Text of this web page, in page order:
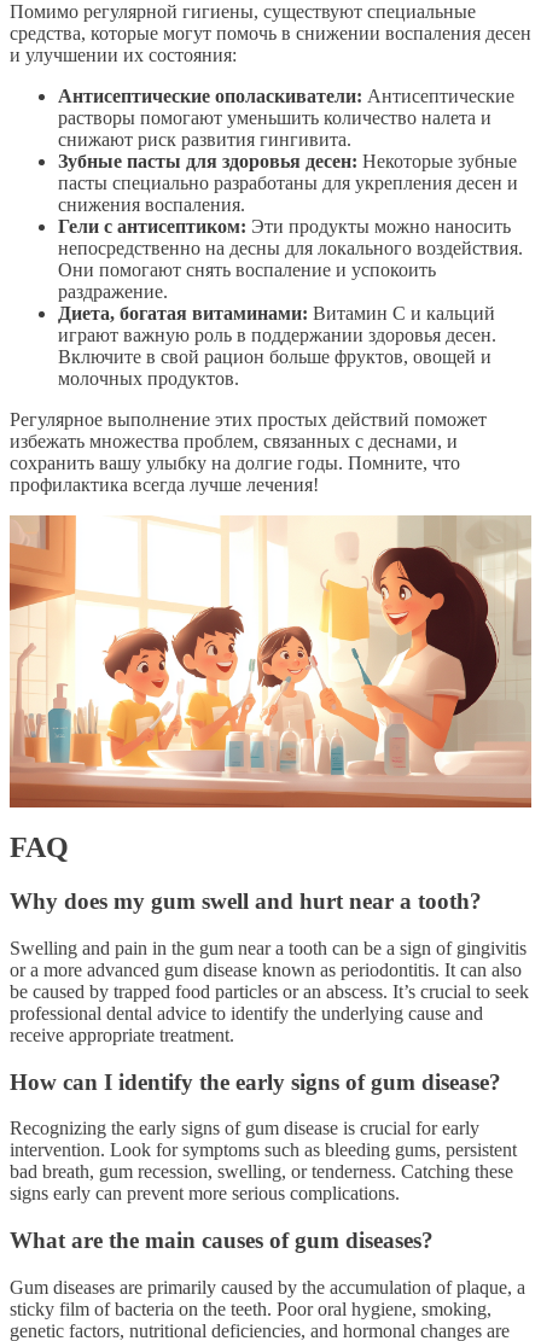
Помимо регулярной гигиены, существуют специальные
средства, которые могут помочь в снижении воспаления десен
и улучшении их состояния:
Антисептические ополаскиватели: Антисептические
растворы помогают уменьшить количество налета и
снижают риск развития гингивита.
Зубные пасты для здоровья десен: Некоторые зубные
пасты специально разработаны для укрепления десен и
снижения воспаления.
Гели с антисептиком: Эти продукты можно наносить
непосредственно на десны для локального воздействия.
Они помогают снять воспаление и успокоить
раздражение.
Диета, богатая витаминами: Витамин C и кальций
играют важную роль в поддержании здоровья десен.
Включите в свой рацион больше фруктов, овощей и
молочных продуктов.
Регулярное выполнение этих простых действий поможет
избежать множества проблем, связанных с деснами, и
сохранить вашу улыбку на долгие годы. Помните, что
профилактика всегда лучше лечения!
FAQ
Why does my gum swell and hurt near a tooth?
Swelling and pain in the gum near a tooth can be a sign of gingivitis
or a more advanced gum disease known as periodontitis. It can also
be caused by trapped food particles or an abscess. It’s crucial to seek
professional dental advice to identify the underlying cause and
receive appropriate treatment.
How can I identify the early signs of gum disease?
Recognizing the early signs of gum disease is crucial for early
intervention. Look for symptoms such as bleeding gums, persistent
bad breath, gum recession, swelling, or tenderness. Catching these
signs early can prevent more serious complications.
What are the main causes of gum diseases?
Gum diseases are primarily caused by the accumulation of plaque, a
sticky film of bacteria on the teeth. Poor oral hygiene, smoking,
genetic factors, nutritional deficiencies, and hormonal changes are